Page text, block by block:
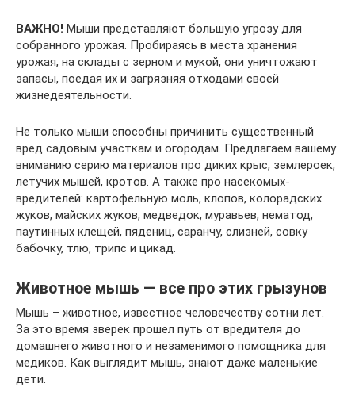
ВАЖНО! Мыши представляют большую угрозу для
собранного урожая. Пробираясь в места хранения
урожая, на склады с зерном и мукой, они уничтожают
запасы, поедая их и загрязняя отходами своей
жизнедеятельности.
Не только мыши способны причинить существенный
вред садовым участкам и огородам. Предлагаем вашему
вниманию серию материалов про диких крыс, землероек,
летучих мышей, кротов. А также про насекомых-
вредителей: картофельную моль, клопов, колорадских
жуков, майских жуков, медведок, муравьев, нематод,
паутинных клещей, пядениц, саранчу, слизней, совку
бабочку, тлю, трипс и цикад.
Животное мышь — все про этих грызунов
Мышь – животное, известное человечеству сотни лет.
За это время зверек прошел путь от вредителя до
домашнего животного и незаменимого помощника для
медиков. Как выглядит мышь, знают даже маленькие
дети.